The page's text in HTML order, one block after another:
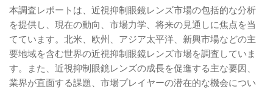
本調査レポートは、近視抑制眼鏡レンズ市場の包括的な分析
を提供し、現在の動向、市場力学、将来の見通しに焦点を当
てています。北米、欧州、アジア太平洋、新興市場などの主
要地域を含む世界の近視抑制眼鏡レンズ市場を調査していま
す。また、近視抑制眼鏡レンズの成長を促進する主な要因、
業界が直面する課題、市場プレイヤーの潜在的な機会につい